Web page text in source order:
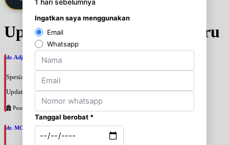
Update Jadwal Dokter terbaru
dr. Adji Suprajitno, SpPD
Spesialis: Penyakit Dalam
Update terakhir: 2026-08-07 20:37:59
Pusat Pertamina
dr. MOCHAMAD PASHA, SpPD